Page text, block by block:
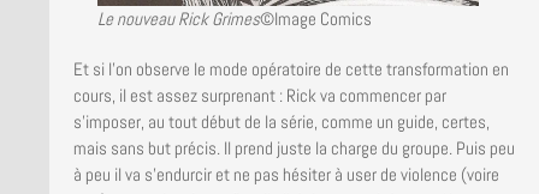
Le nouveau Rick Grimes©Image Comics
Et si l’on observe le mode opératoire de cette transformation en
cours, il est assez surprenant : Rick va commencer par
s’imposer, au tout début de la série, comme un guide, certes,
mais sans but précis. Il prend juste la charge du groupe. Puis peu
à peu il va s’endurcir et ne pas hésiter à user de violence (voire